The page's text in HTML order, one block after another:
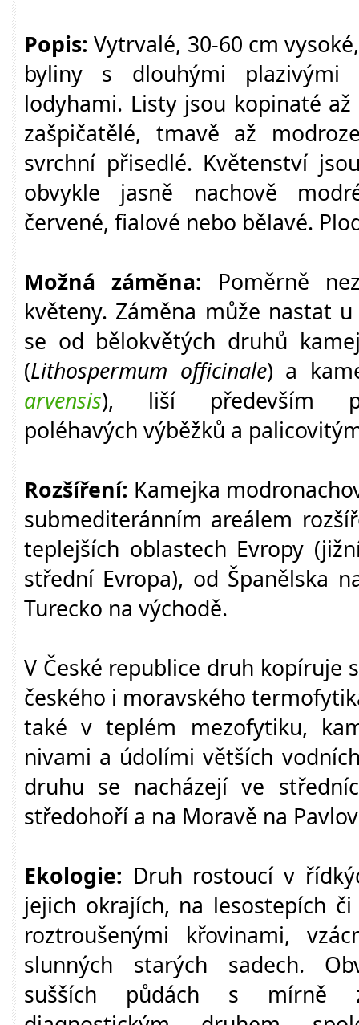
Popis:Vytrvalé, 30-60 cm
byliny s dlouhými plazivými
lodyhami. Listy jsou kopinaté
zašpičatělé, tmavě až
svrchní přisedlé. Květenství
obvykle jasně nachově
červené, fialové nebo bělavé.
Možná záměna: Poměrně
květeny. Záměna může nastat
se od bělokvětých druhů
(Lithospermum officinale) a
arvensis), liší především
poléhavých výběžků a
Rozšíření: Kamejka
submediteránním areálem
teplejších oblastech Evropy
střední Evropa), od Španělska
Turecko na východě.
V České republice druh kopíruje
českého i moravského
také v teplém mezofytiku,
nivami a údolími větších
druhu se nacházejí ve
středohoří a na Moravě na
Ekologie: Druh rostoucí v
jejich okrajích, na lesostepích
roztroušenými křovinami,
slunných starých sadech.
sušších půdách s mírně